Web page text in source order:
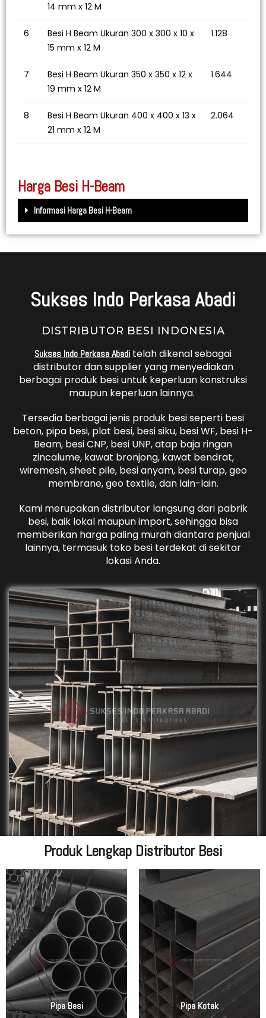
14 mm x 12 M
6
Besi H Beam Ukuran 300 x 300 x 10 x
15 mm x 12 M
1.128
7
Besi H Beam Ukuran 350 x 350 x 12 x
19 mm x 12 M
1.644
8
Besi H Beam Ukuran 400 x 400 x 13 x
21 mm x 12 M
2.064
Harga Besi H-Beam
Informasi Harga Besi H-Beam
Sukses Indo Perkasa Abadi
DISTRIBUTOR BESI INDONESIA
Sukses Indo Perkasa Abadi telah dikenal sebagai
distributor dan supplier yang menyediakan
berbagai produk besi untuk keperluan konstruksi
maupun keperluan lainnya.
Tersedia berbagai jenis produk besi seperti besi
beton, pipa besi, plat besi, besi siku, besi WF, besi H-
Beam, besi CNP, besi UNP, atap baja ringan
zincalume, kawat bronjong, kawat bendrat,
wiremesh, sheet pile, besi anyam, besi turap, geo
membrane, geo textile, dan lain-lain.
Kami merupakan distributor langsung dari pabrik
besi, baik lokal maupun import, sehingga bisa
memberikan harga paling murah diantara penjual
lainnya, termasuk toko besi terdekat di sekitar
lokasi Anda.
Produk Lengkap Distributor Besi
Pipa Besi Pipa Kotak